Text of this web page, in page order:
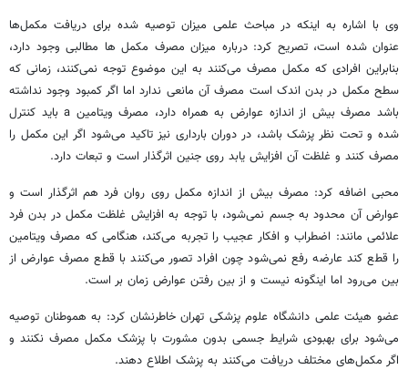
وی با اشاره به اینکه در مباحث علمی میزان توصیه شده برای دریافت مکمل‌ها
عنوان شده است، تصریح کرد: درباره میزان مصرف مکمل ها مطالبی وجود دارد،
بنابراین افرادی که مکمل مصرف می‌کنند به این موضوع توجه نمی‌کنند، زمانی که
سطح مکمل در بدن اندک است مصرف آن مانعی ندارد اما اگر کمبود وجود نداشته
باشد مصرف بیش از اندازه عوارض به همراه دارد، مصرف ویتامین a باید کنترل
شده و تحت نظر پزشک باشد، در دوران بارداری نیز تاکید می‌شود اگر این مکمل را
مصرف کنند و غلظت آن افزایش یابد روی جنین اثرگذار است و تبعات دارد.
محبی اضافه کرد: مصرف بیش از اندازه مکمل روی روان فرد هم اثرگذار است و
عوارض آن محدود به جسم نمی‌شود، با توجه به افزایش غلظت مکمل در بدن فرد
علائمی مانند: اضطراب و افکار عجیب را تجربه می‌کند، هنگامی که مصرف ویتامین
را قطع کند عارضه رفع نمی‌شود چون افراد تصور می‌کنند با قطع مصرف عوارض از
بین می‌رود اما اینگونه نیست و از بین رفتن عوارض زمان بر است.
عضو هیئت علمی دانشگاه علوم پزشکی تهران خاطرنشان کرد: به هموطنان توصیه
می‌شود برای بهبودی شرایط جسمی بدون مشورت با پزشک مکمل مصرف نکنند و
اگر مکمل‌های مختلف دریافت می‌کنند به پزشک اطلاع دهند.